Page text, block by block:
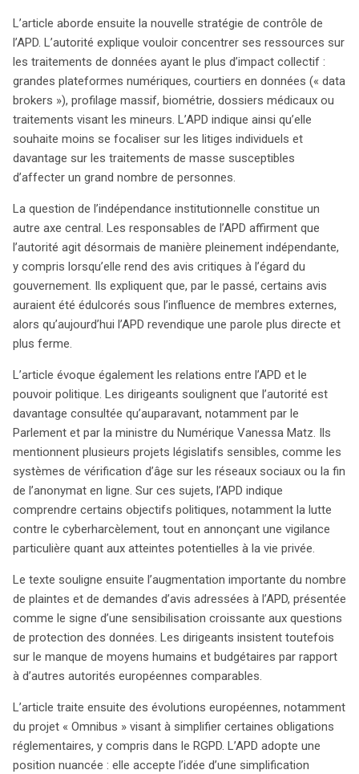
L’article aborde ensuite la nouvelle stratégie de contrôle de
l’APD. L’autorité explique vouloir concentrer ses ressources sur
les traitements de données ayant le plus d’impact collectif :
grandes plateformes numériques, courtiers en données (« data
brokers »), profilage massif, biométrie, dossiers médicaux ou
traitements visant les mineurs. L’APD indique ainsi qu’elle
souhaite moins se focaliser sur les litiges individuels et
davantage sur les traitements de masse susceptibles
d’affecter un grand nombre de personnes.
La question de l’indépendance institutionnelle constitue un
autre axe central. Les responsables de l’APD affirment que
l’autorité agit désormais de manière pleinement indépendante,
y compris lorsqu’elle rend des avis critiques à l’égard du
gouvernement. Ils expliquent que, par le passé, certains avis
auraient été édulcorés sous l’influence de membres externes,
alors qu’aujourd’hui l’APD revendique une parole plus directe et
plus ferme.
L’article évoque également les relations entre l’APD et le
pouvoir politique. Les dirigeants soulignent que l’autorité est
davantage consultée qu’auparavant, notamment par le
Parlement et par la ministre du Numérique Vanessa Matz. Ils
mentionnent plusieurs projets législatifs sensibles, comme les
systèmes de vérification d’âge sur les réseaux sociaux ou la fin
de l’anonymat en ligne. Sur ces sujets, l’APD indique
comprendre certains objectifs politiques, notamment la lutte
contre le cyberharcèlement, tout en annonçant une vigilance
particulière quant aux atteintes potentielles à la vie privée.
Le texte souligne ensuite l’augmentation importante du nombre
de plaintes et de demandes d’avis adressées à l’APD, présentée
comme le signe d’une sensibilisation croissante aux questions
de protection des données. Les dirigeants insistent toutefois
sur le manque de moyens humains et budgétaires par rapport
à d’autres autorités européennes comparables.
L’article traite ensuite des évolutions européennes, notamment
du projet « Omnibus » visant à simplifier certaines obligations
réglementaires, y compris dans le RGPD. L’APD adopte une
position nuancée : elle accepte l’idée d’une simplification